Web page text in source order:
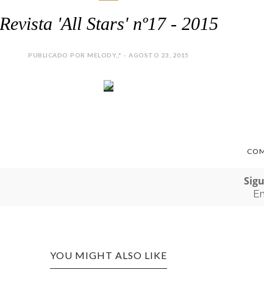
Revista 'All Stars' nº17 - 2015
PUBLICADO POR MELODY,,* - AGOSTO 23, 2015
YOU MIGHT ALSO LIKE